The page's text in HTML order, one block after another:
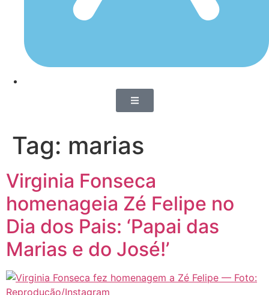
Tag: marias
Virginia Fonseca
homenageia Zé Felipe no
Dia dos Pais: ‘Papai das
Marias e do José!’